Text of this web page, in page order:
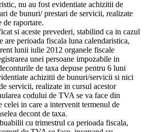
nu au fost evidentiate achizitii de
de bunuri/ prestari de servicii, realizate
de raportare.
si aceste prevederi, stabilind ca in cazul
are perioada fiscala luna calendaristica,
lunii iulie 2012 organele fiscale
unei persoane impozabile in
de taxa depuse pentru 6 luni
achizitii de bunuri/servicii si nici
servicii, realizate in cursul acestor
codului de TVA se va face din
celei in care a intervenit termenul de
decont de taxa.
cu trimestrul ca perioada fiscala,